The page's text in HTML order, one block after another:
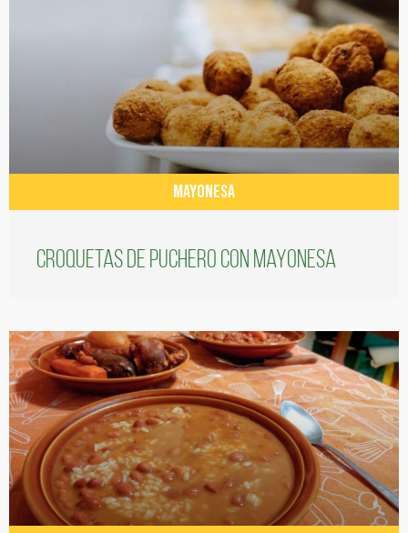
MAYONESA
Croquetas de puchero con Mayonesa